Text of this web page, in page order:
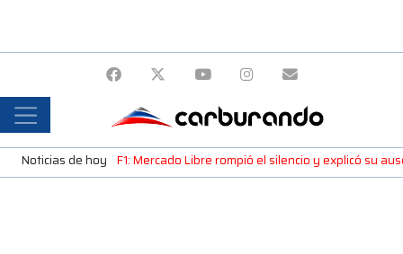
Noticias de hoy F1: Mercado Libre rompió el silencio y explicó su